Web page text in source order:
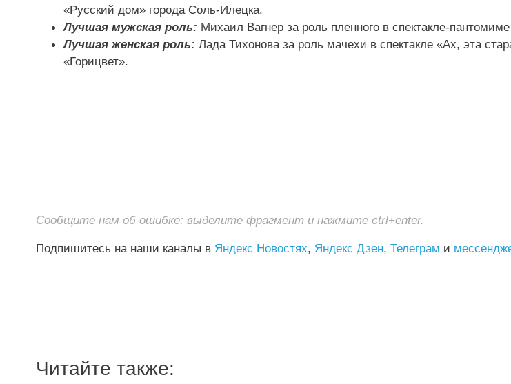
«Русский дом» города Соль-Илецка.
Лучшая мужская роль: Михаил Вагнер за роль пленного в спектакле-
Лучшая женская роль: Лада Тихонова за роль мачехи в спектакле «Ах, эта
«Горицвет».
Сообщите нам об ошибке: выделите фрагмент и нажмите ctrl+enter.
Подпишитесь на наши каналы в Яндекс Новостях, Яндекс Дзен, Телеграм и
Читайте также: